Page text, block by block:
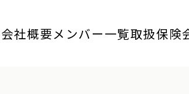
会社概要メンバー一覧取扱保険